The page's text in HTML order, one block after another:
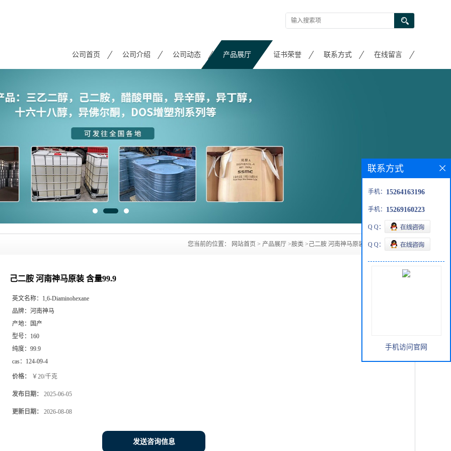
公司首页 公司介绍 公司动态 产品展厅 证书荣誉 联系方式 在线留言
您当前的位置： 网站首页 > 产品展厅 >胺类 >己二胺 河南神马原装 含量99.9
己二胺 河南神马原装 含量99.9
英文名称： 1,6-Diaminohexane
品牌： 河南神马
产地： 国产
型号： 160
纯度： 99.9
cas： 124-09-4
价格： ￥20/千克
发布日期： 2025-06-05
更新日期： 2026-08-08
发送咨询信息
联系方式
手机： 15264163196
手机： 15269160223
Q Q：
Q Q：
手机访问官网